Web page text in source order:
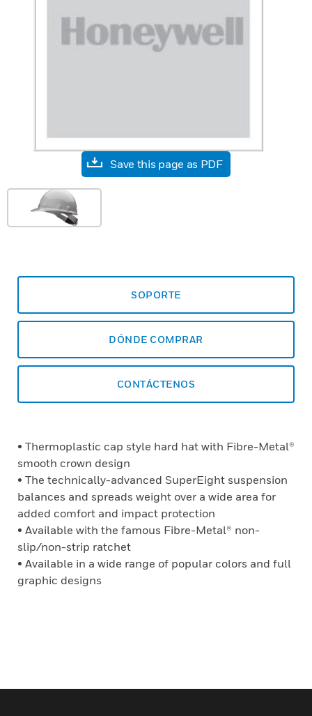
Save this page as PDF
SOPORTE
DÓNDE COMPRAR
CONTÁCTENOS
• Thermoplastic cap style hard hat with Fibre-Metal®
smooth crown design
• The technically-advanced SuperEight suspension
balances and spreads weight over a wide area for
added comfort and impact protection
• Available with the famous Fibre-Metal® non-
slip/non-strip ratchet
• Available in a wide range of popular colors and full
graphic designs